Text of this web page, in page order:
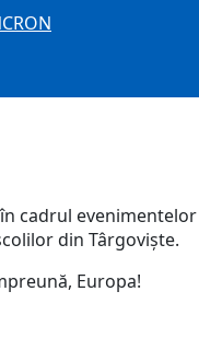
cadrul
din Târgoviște.
Europa!